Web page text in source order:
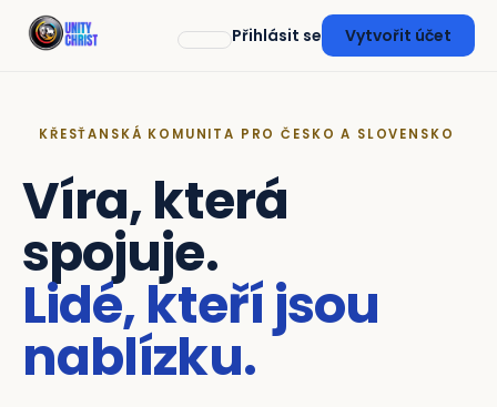
Přihlásit se Vytvořit účet
KŘESŤANSKÁ KOMUNITA PRO ČESKO A SLOVENSKO
Víra, která
spojuje.
Lidé, kteří jsou
nablízku.